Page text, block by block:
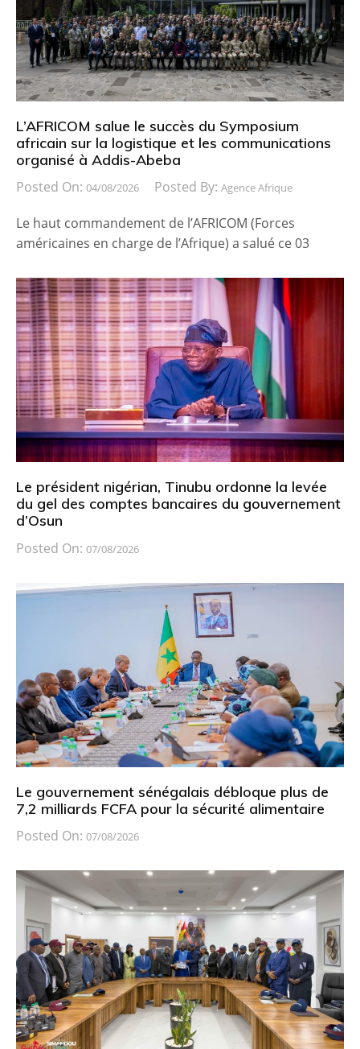
L’AFRICOM salue le succès du Symposium
africain sur la logistique et les communications
organisé à Addis-Abeba
Posted On: 04/08/2026 Posted By: Agence Afrique
Le haut commandement de l’AFRICOM (Forces
américaines en charge de l’Afrique) a salué ce 03
Le président nigérian, Tinubu ordonne la levée
du gel des comptes bancaires du gouvernement
d’Osun
Posted On: 07/08/2026
Le gouvernement sénégalais débloque plus de
7,2 milliards FCFA pour la sécurité alimentaire
Posted On: 07/08/2026